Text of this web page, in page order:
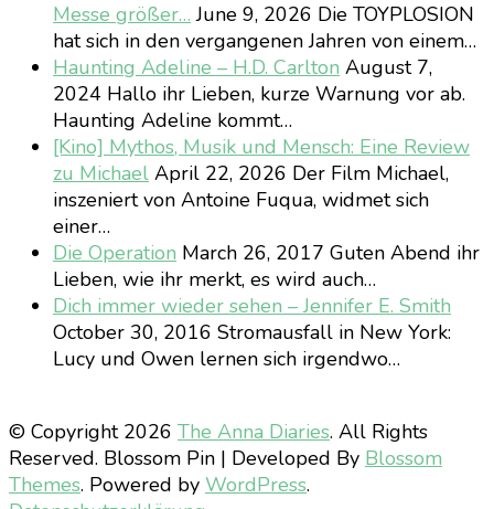
Messe größer… June 9, 2026 Die TOYPLOSION
hat sich in den vergangenen Jahren von einem…
Haunting Adeline – H.D. Carlton August 7,
2024 Hallo ihr Lieben, kurze Warnung vor ab.
Haunting Adeline kommt…
[Kino] Mythos, Musik und Mensch: Eine Review
zu Michael April 22, 2026 Der Film Michael,
inszeniert von Antoine Fuqua, widmet sich
einer…
Die Operation March 26, 2017 Guten Abend ihr
Lieben, wie ihr merkt, es wird auch…
Dich immer wieder sehen – Jennifer E. Smith
October 30, 2016 Stromausfall in New York:
Lucy und Owen lernen sich irgendwo…
© Copyright 2026 The Anna Diaries. All Rights
Reserved. Blossom Pin | Developed By Blossom
Themes. Powered by WordPress.